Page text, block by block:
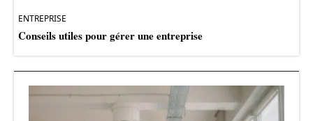
ENTREPRISE
Conseils utiles pour gérer une entreprise